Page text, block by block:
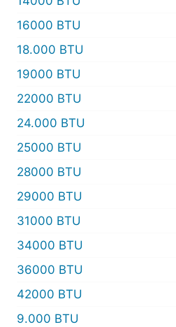
16000 BTU
18.000 BTU
19000 BTU
22000 BTU
24.000 BTU
25000 BTU
28000 BTU
29000 BTU
31000 BTU
34000 BTU
36000 BTU
42000 BTU
9.000 BTU